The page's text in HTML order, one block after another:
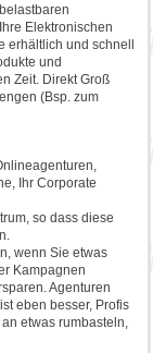
Elektronischen
erhältlich und schnell
und
Zeit. Direkt Groß
(Bsp. zum
Ihr Corporate
so dass diese
wenn Sie etwas
Kampagnen
Agenturen
eben besser, Profis
etwas rumbasteln,